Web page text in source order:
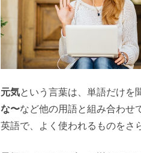
元気という言葉は、単語だけを
な〜など他の用語と組み合わせ
英語で、よく使われるものをさ